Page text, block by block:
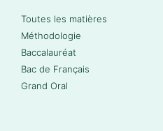
Toutes les matières
Méthodologie
Baccalauréat
Bac de Français
Grand Oral